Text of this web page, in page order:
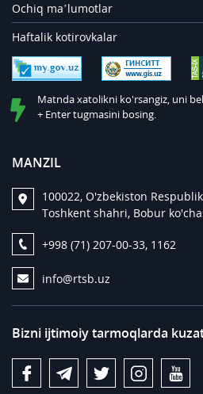
Ochiq ma’lumotlar
Haftalik kotirovkalar
Matnda xatolikni ko'rsangiz, uni
+ Enter tugmasini bosing.
MANZIL
100022, O'zbekiston
Toshkent shahri, Bobur
+998 (71) 207-00-33, 1162
info@rtsb.uz
Bizni ijtimoiy tarmoqlarda